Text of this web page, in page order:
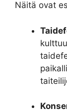
Näitä ovat